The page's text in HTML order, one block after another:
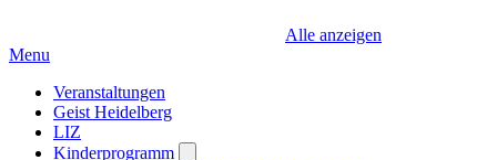
Alle anzeigen
Menu
Veranstaltungen
Geist Heidelberg
LIZ
Kinderprogramm